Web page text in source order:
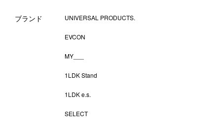
ブランド UNIVERSAL PRODUCTS.
EVCON
MY___
1LDK Stand
1LDK e.s.
SELECT